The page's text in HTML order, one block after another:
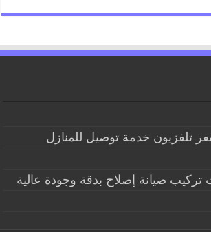
تلفزيون خدمة توصيل للمنازل
تركيب صيانة إصلاح بدقة وجودة عالية